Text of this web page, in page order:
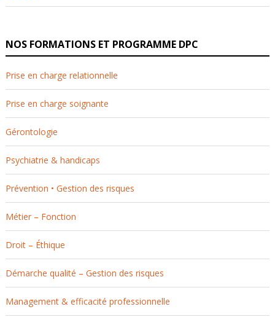
NOS FORMATIONS ET PROGRAMME DPC
Prise en charge relationnelle
Prise en charge soignante
Gérontologie
Psychiatrie & handicaps
Prévention • Gestion des risques
Métier – Fonction
Droit – Éthique
Démarche qualité – Gestion des risques
Management & efficacité professionnelle